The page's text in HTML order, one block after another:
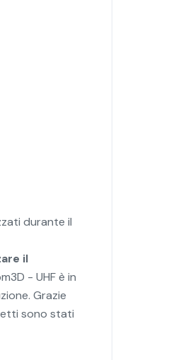
durante il
il
- UHF è in
Grazie
sono stati